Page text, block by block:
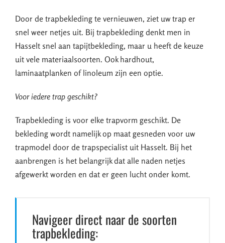
Door de trapbekleding te vernieuwen, ziet uw trap er
snel weer netjes uit. Bij trapbekleding denkt men in
Hasselt snel aan tapijtbekleding, maar u heeft de keuze
uit vele materiaalsoorten. Ook hardhout,
laminaatplanken of linoleum zijn een optie.
Voor iedere trap geschikt?
Trapbekleding is voor elke trapvorm geschikt. De
bekleding wordt namelijk op maat gesneden voor uw
trapmodel door de trapspecialist uit Hasselt. Bij het
aanbrengen is het belangrijk dat alle naden netjes
afgewerkt worden en dat er geen lucht onder komt.
Navigeer direct naar de soorten
trapbekleding: